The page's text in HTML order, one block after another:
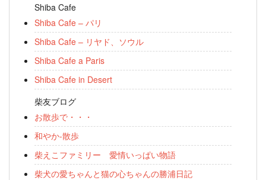
Shiba Cafe
Shiba Cafe – パリ
Shiba Cafe – リヤド、ソウル
Shiba Cafe a Paris
Shiba Cafe in Desert
柴友ブログ
お散歩で・・・
和やか-散歩
柴えこファミリー 愛情いっぱい物語
柴犬の愛ちゃんと猫の心ちゃんの勝浦日記